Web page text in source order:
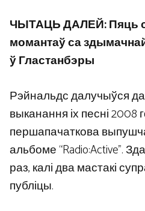
ЧЫТАЦЬ ДАЛЕЙ:Пяць
момантаў са
ў Гластанбэры
Рэйнальдс далучыўся
выканання іх песні 2008
першапачаткова
альбоме “Radio:Active”.
раз, калі два мастакі
публіцы.